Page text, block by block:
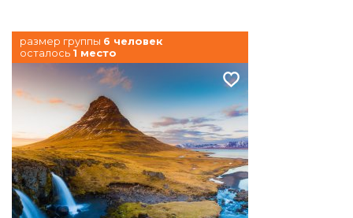
размер группы 6 человек
осталось 1 место